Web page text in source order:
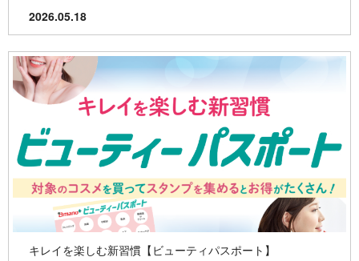
2026.05.18
キレイを楽しむ新習慣【ビューティパスポート】